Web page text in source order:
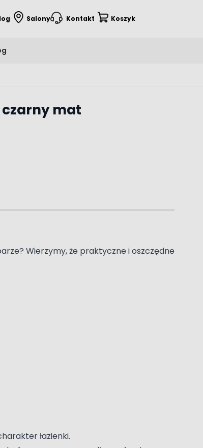
Salony Kontakt Koszyk
mat
Wierzymy, że praktyczne i oszczędne
łazienki.